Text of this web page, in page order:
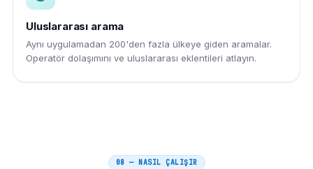
Uluslararası arama
Aynı uygulamadan 200'den fazla ülkeye giden aramalar.
Operatör dolaşımını ve uluslararası eklentileri atlayın.
08 — NASIL ÇALIŞIR